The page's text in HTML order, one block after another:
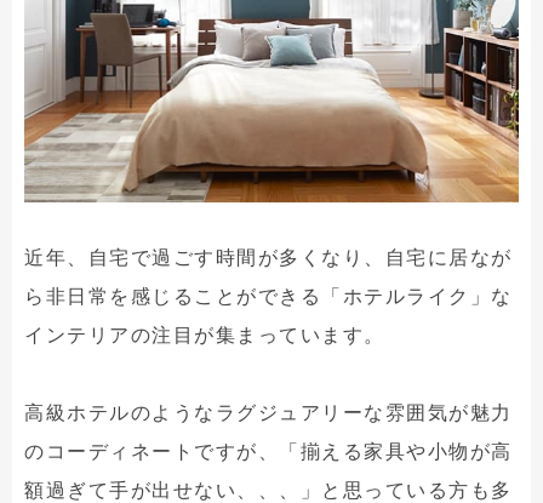
近年、自宅で過ごす時間が多くなり、自宅に居なが
ら非日常を感じることができる「ホテルライク」な
インテリアの注目が集まっています。
高級ホテルのようなラグジュアリーな雰囲気が魅力
のコーディネートですが、「揃える家具や小物が高
額過ぎて手が出せない、、、」と思っている方も多